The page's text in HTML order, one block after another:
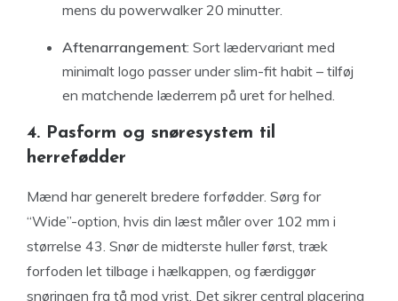
mens du powerwalker 20 minutter.
Aftenarrangement: Sort lædervariant med
minimalt logo passer under slim-fit habit – tilføj
en matchende læderrem på uret for helhed.
4. Pasform og snøresystem til
herrefødder
Mænd har generelt bredere forfødder. Sørg for
“Wide”-option, hvis din læst måler over 102 mm i
størrelse 43. Snør de midterste huller først, træk
forfoden let tilbage i hælkappen, og færdiggør
snøringen fra tå mod vrist. Det sikrer central placering